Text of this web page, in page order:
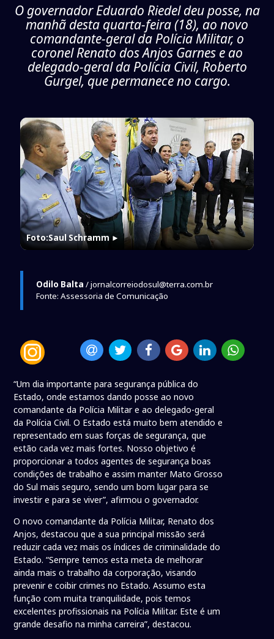
O governador Eduardo Riedel deu posse, na
manhã desta quarta-feira (18), ao novo
comandante-geral da Polícia Militar, o
coronel Renato dos Anjos Garnes e ao
delegado-geral da Polícia Civil, Roberto
Gurgel, que permanece no cargo.
Foto:Saul Schramm ►
Odilo Balta / jornalcorreiodosul@terra.com.br
Fonte: Assessoria de Comunicação
“Um dia importante para segurança pública do
Estado, onde estamos dando posse ao novo
comandante da Polícia Militar e ao delegado-geral
da Polícia Civil. O Estado está muito bem atendido e
representado em suas forças de segurança, que
estão cada vez mais fortes. Nosso objetivo é
proporcionar a todos agentes de segurança boas
condições de trabalho e assim manter Mato Grosso
do Sul mais seguro, sendo um bom lugar para se
investir e para se viver”, afirmou o governador.
O novo comandante da Polícia Militar, Renato dos
Anjos, destacou que a sua principal missão será
reduzir cada vez mais os índices de criminalidade do
Estado. “Sempre temos esta meta de melhorar
ainda mais o trabalho da corporação, visando
prevenir e coibir crimes no Estado. Assumo esta
função com muita tranquilidade, pois temos
excelentes profissionais na Polícia Militar. Este é um
grande desafio na minha carreira”, destacou.